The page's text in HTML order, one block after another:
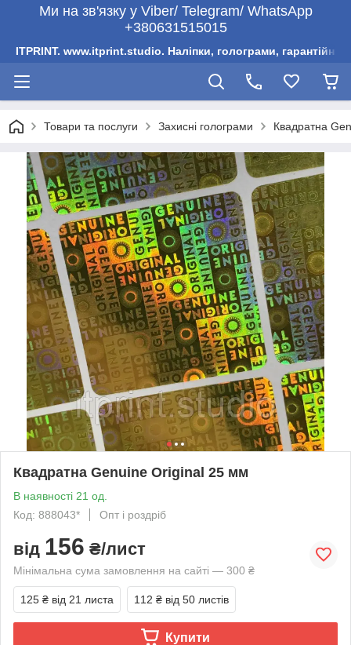
Ми на зв'язку у Viber/ Telegram/ WhatsApp
+380631515015
ITPRINT. www.itprint.studio. Наліпки, голограми, гарантійни
Товари та послуги Захисні голограми Квадратна
Квадратна Genuine Original 25 мм
В наявності 21 од.
Код: 888043*
Опт і роздріб
від 156 ₴/лист
Мінімальна сума замовлення на сайті — 300 ₴
125 ₴ від 21 листа 112 ₴ від 50 листів
Купити